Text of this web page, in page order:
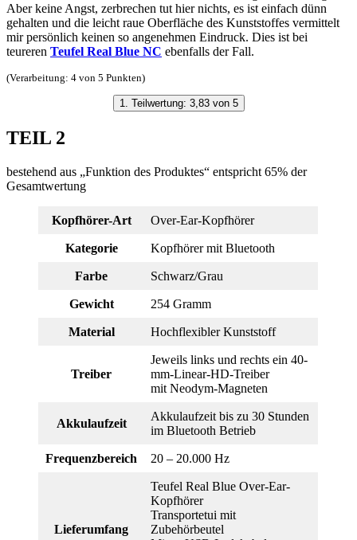
Aber keine Angst, zerbrechen tut hier nichts, es ist einfach dünn
gehalten und die leicht raue Oberfläche des Kunststoffes vermittelt
mir persönlich keinen so angenehmen Eindruck. Dies ist bei
teureren Teufel Real Blue NC ebenfalls der Fall.
(Verarbeitung: 4 von 5 Punkten)
1. Teilwertung: 3,83 von 5
TEIL 2
bestehend aus „Funktion des Produktes“ entspricht 65% der
Gesamtwertung
Kopfhörer-Art Over-Ear-Kopfhörer
Kategorie Kopfhörer mit Bluetooth
Farbe Schwarz/Grau
Gewicht 254 Gramm
Material Hochflexibler Kunststoff
Treiber
Jeweils links und rechts ein 40-
mm-Linear-HD-Treiber
mit Neodym-Magneten
Akkulaufzeit
Akkulaufzeit bis zu 30 Stunden
im Bluetooth Betrieb
Frequenzbereich 20 – 20.000 Hz
Lieferumfang
Teufel Real Blue Over-Ear-
Kopfhörer
Transportetui mit
Zubehörbeutel